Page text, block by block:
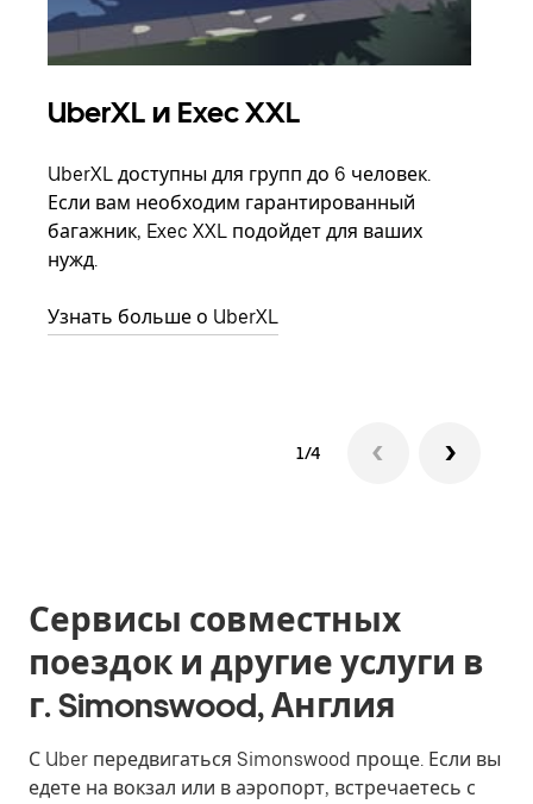
UberXL и Exec XXL
UberXL доступны для групп до 6 человек.
Если вам необходим гарантированный
багажник, Exec XXL подойдет для ваших
нужд.
Узнать больше о UberXL
1/4
Сервисы совместных
поездок и другие услуги в
г. Simonswood, Англия
С Uber передвигаться Simonswood проще. Если вы
едете на вокзал или в аэропорт, встречаетесь с